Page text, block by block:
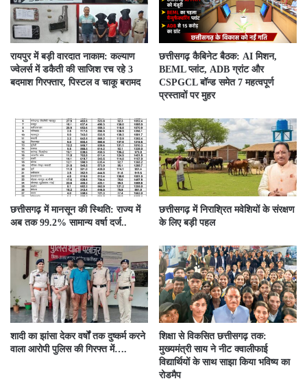
रायपुर में बड़ी वारदात नाकाम: कल्याण
ज्वेलर्स में डकैती की साजिश रच रहे 3
बदमाश गिरफ्तार, पिस्टल व चाकू बरामद
छत्तीसगढ़ कैबिनेट बैठक: AI मिशन,
BEML प्लांट, ADB ग्रांट और
CSPGCL बॉन्ड समेत 7 महत्वपूर्ण
प्रस्तावों पर मुहर
छत्तीसगढ़ में मानसून की स्थिति: राज्य में
अब तक 99.2% सामान्य वर्षा दर्ज..
छत्तीसगढ़ में निराश्रित मवेशियों के संरक्षण
के लिए बड़ी पहल
शादी का झांसा देकर वर्षों तक दुष्कर्म करने
वाला आरोपी पुलिस की गिरफ्त में….
शिक्षा से विकसित छत्तीसगढ़ तक:
मुख्यमंत्री साय ने नीट क्वालीफाई
विद्यार्थियों के साथ साझा किया भविष्य का
रोडमैप